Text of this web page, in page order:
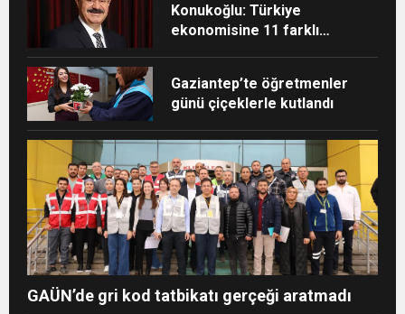
Konukoğlu: Türkiye
ekonomisine 11 farklı
Gaziantep’te öğretmenler
günü çiçeklerle kutlandı
GAÜN’de gri kod tatbikatı gerçeği aratmadı